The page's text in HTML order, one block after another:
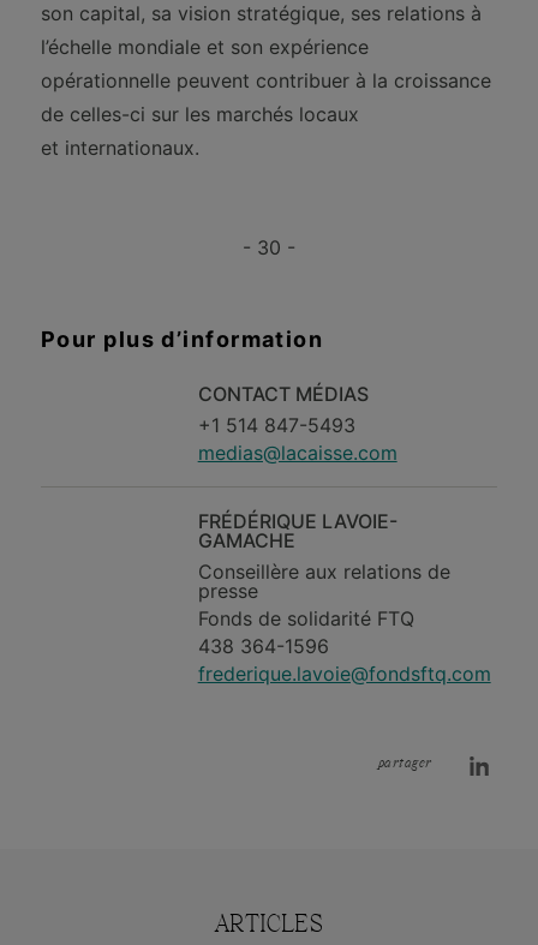
son capital, sa vision stratégique, ses relations à
l’échelle mondiale et son expérience
opérationnelle peuvent contribuer à la croissance
de celles-ci sur les marchés locaux
et internationaux.
- 30 -
Pour plus d’information
CONTACT MÉDIAS
+1 514 847-5493
medias@lacaisse.com
FRÉDÉRIQUE LAVOIE-
GAMACHE
Conseillère aux relations de
presse
Fonds de solidarité FTQ
438 364-1596
frederique.lavoie@fondsftq.com
partager
ARTICLES